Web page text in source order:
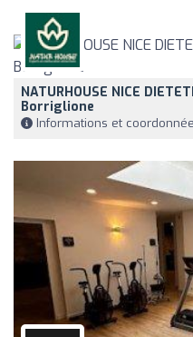
NATURHOUSE NICE
Borriglione
Informations et